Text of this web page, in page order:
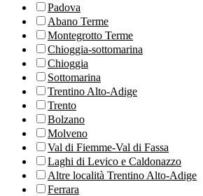
Padova
Abano Terme
Montegrotto Terme
Chioggia-sottomarina
Chioggia
Sottomarina
Trentino Alto-Adige
Trento
Bolzano
Molveno
Val di Fiemme-Val di Fassa
Laghi di Levico e Caldonazzo
Altre località Trentino Alto-Adige
Ferrara